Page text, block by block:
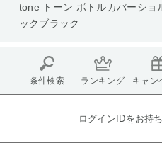
tone トーン ボトルカバーショ
ックブラック
条件検索 ランキング キャン
ログインIDをお持